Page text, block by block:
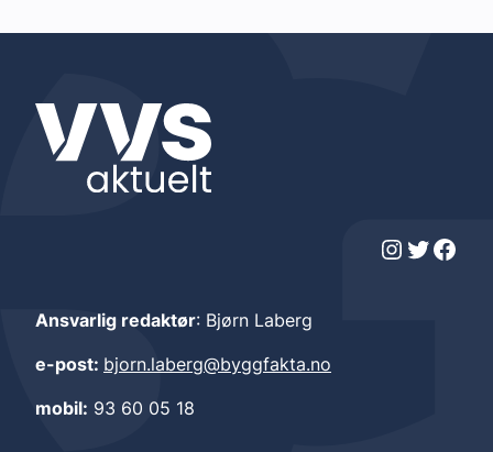
Instagram Twitter Facebook
Ansvarlig redaktør: Bjørn Laberg
e-post: bjorn.laberg@byggfakta.no
mobil: 93 60 05 18